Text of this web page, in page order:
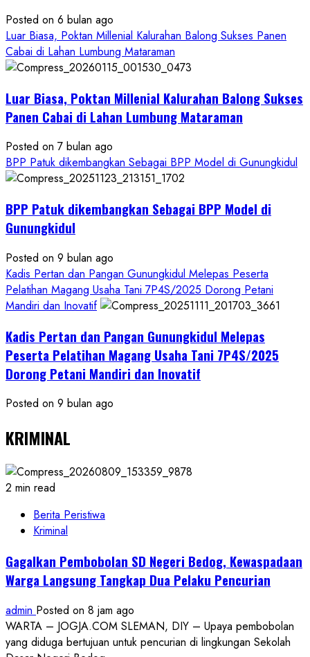
Singkong
Wujudkan
Ketahanan
Pangan
Petani
Posted on 6 bulan ago
Luar Biasa, Poktan Millenial Kalurahan Balong Sukses Panen
Cabai di Lahan Lumbung Mataraman
Luar Biasa, Poktan Millenial Kalurahan Balong Sukses
Panen Cabai di Lahan Lumbung Mataraman
Posted on 7 bulan ago
BPP Patuk dikembangkan Sebagai BPP Model di Gunungkidul
BPP Patuk dikembangkan Sebagai BPP Model di
Gunungkidul
Posted on 9 bulan ago
Kadis Pertan dan Pangan Gunungkidul Melepas Peserta
Pelatihan Magang Usaha Tani 7P4S/2025 Dorong Petani
Mandiri dan Inovatif
Kadis Pertan dan Pangan Gunungkidul Melepas
Peserta Pelatihan Magang Usaha Tani 7P4S/2025
Dorong Petani Mandiri dan Inovatif
Posted on 9 bulan ago
KRIMINAL
2 min read
Berita Peristiwa
Kriminal
Gagalkan Pembobolan SD Negeri Bedog, Kewaspadaan
Warga Langsung Tangkap Dua Pelaku Pencurian
admin Posted on 8 jam ago
WARTA – JOGJA.COM SLEMAN, DIY – Upaya pembobolan
yang diduga bertujuan untuk pencurian di lingkungan Sekolah